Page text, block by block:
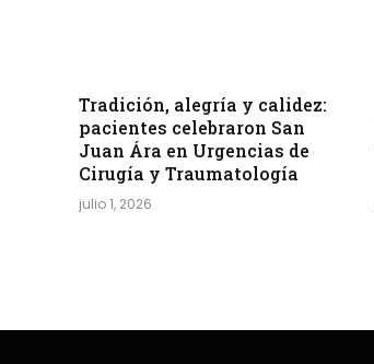
Tradición, alegría y calidez:
pacientes celebraron San
Juan Ára en Urgencias de
Cirugía y Traumatología
julio 1, 2026